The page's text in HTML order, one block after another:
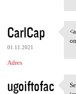
CarlCap
01.11.2021
Adres
<a
ugoiftofac